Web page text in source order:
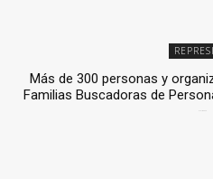
Más de 300 personas y
Familias Buscadoras de